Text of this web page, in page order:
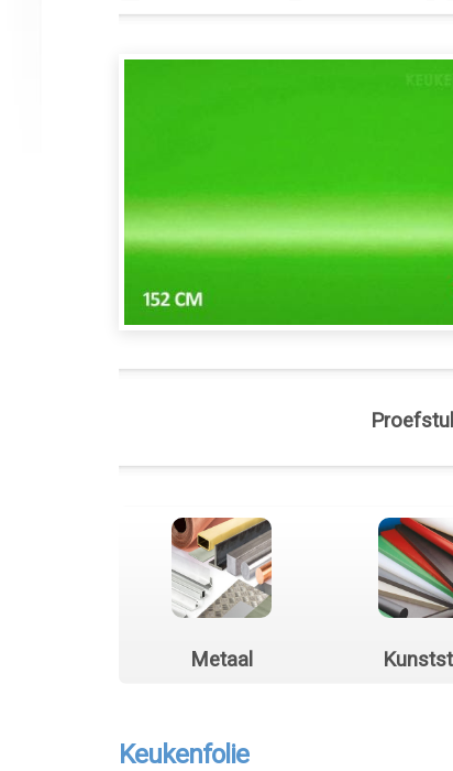
Metaal
Keukenfolie